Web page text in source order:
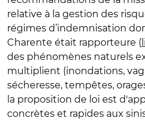
relative à la gestion des
régimes d’indemnisation
Charente était rapporteure (
des phénomènes naturels
multiplient (inondations,
sécheresse, tempêtes,
la proposition de loi est
concrètes et rapides aux